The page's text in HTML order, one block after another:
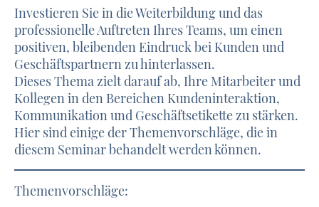
Investieren Sie in die Weiterbildung und das
professionelle Auftreten Ihres Teams, um einen
positiven, bleibenden Eindruck bei Kunden und
Geschäftspartnern zu hinterlassen.
Dieses Thema zielt darauf ab, Ihre Mitarbeiter und
Kollegen in den Bereichen Kundeninteraktion,
Kommunikation und Geschäftsetikette zu stärken.
Hier sind einige der Themenvorschläge, die in
diesem Seminar behandelt werden können.
Themenvorschläge: